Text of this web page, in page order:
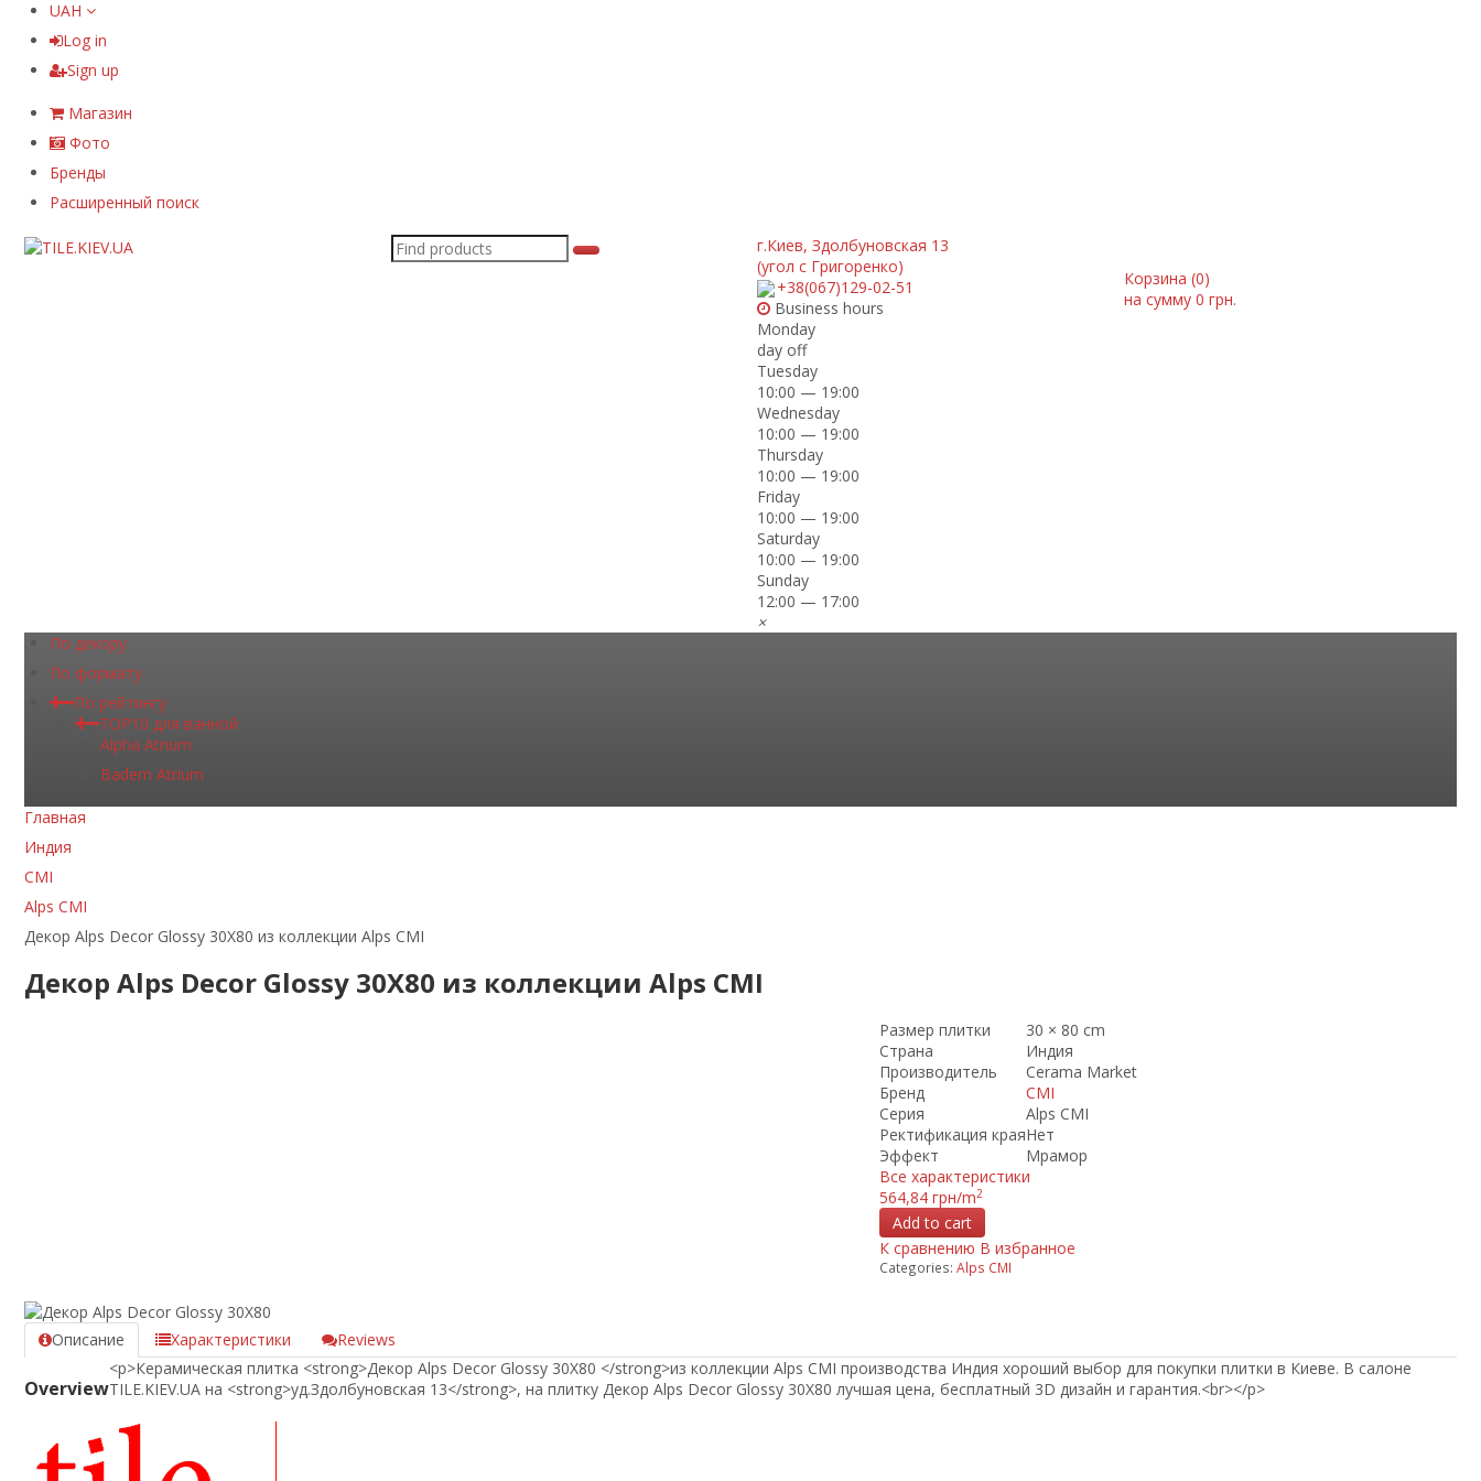
UAH
Log in
Sign up
Магазин
Фото
Бренды
Расширенный поиск
г.Киев, Здолбуновская 13
(угол с Григоренко)
+38(067)129-02-51
Business hours
Monday
day off
Tuesday
10:00 — 19:00
Wednesday
10:00 — 19:00
Thursday
10:00 — 19:00
Friday
10:00 — 19:00
Saturday
10:00 — 19:00
Sunday
12:00 — 17:00
×
Корзина (0)
на сумму 0 грн.
По декору
По формату
По рейтингу
TOP10 для ванной
Alpha Atrium
Badem Atrium
Главная
Индия
CMI
Alps CMI
Декор Alps Decor Glossy 30Х80 из коллекции Alps CMI
Декор Alps Decor Glossy 30Х80 из коллекции Alps CMI
Размер плитки
30 × 80 cm
Страна
Индия
Производитель
Cerama Market
Бренд
CMI
Серия
Alps CMI
Ректификация краяНет
Эффект
Мрамор
Все характеристики
564,84 грн/m2
Add to cart
К сравнению В избранное
Categories: Alps CMI
Описание Характеристики Reviews
Overview
<p>Керамическая плитка <strong>Декор Alps Decor Glossy 30Х80 </strong>из коллекции Alps CMI производства Индия хороший выбор для покупки плитки в Киеве. В салоне
TILE.KIEV.UA на <strong>уд.Здолбуновская 13</strong>, на плитку Декор Alps Decor Glossy 30Х80 лучшая цена, бесплатный 3D дизайн и гарантия.<br></p>